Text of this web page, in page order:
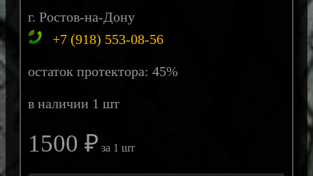
г. Ростов-на-Дону
+7 (918) 553-08-56
остаток протектора: 45%
в наличии 1 шт
1500 ₽ за 1 шт